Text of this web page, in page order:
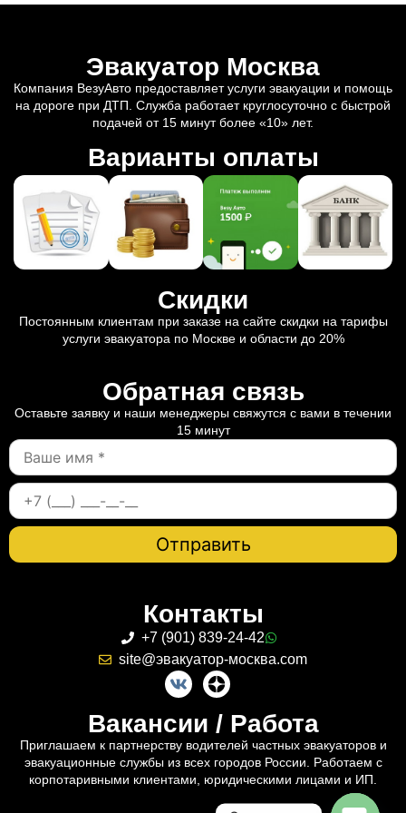
Эвакуатор Москва
Компания ВезуАвто предоставляет услуги эвакуации и помощь
на дороге при ДТП. Служба работает круглосуточно с быстрой
подачей от 15 минут более «10» лет.
Варианты оплаты
Скидки
Постоянным клиентам при заказе на сайте скидки на тарифы
услуги эвакуатора по Москве и области до 20%
Обратная связь
Оставьте заявку и наши менеджеры свяжутся с вами в течении
15 минут
Контакты
+7 (901) 839-24-42
site@эвакуатор-москва.com
Вакансии / Работа
Приглашаем к партнерству водителей частных эвакуаторов и
эвакуационные службы из всех городов России. Работаем с
корпотаривными клиентами, юридическими лицами и ИП.